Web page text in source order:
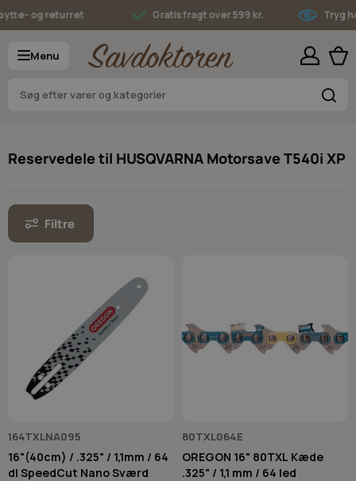
Skip to Content
og returret Gratis fragt over 599 kr. Tryg
Menu
Reservedele til HUSQVARNA Motorsave T540i XP
Filtre
164TXLNA095
16"(40cm) / .325" / 1,1mm / 64
dl SpeedCut Nano Sværd
80TXL064E
OREGON 16" 80TXL Kæde
.325" / 1,1 mm / 64 led